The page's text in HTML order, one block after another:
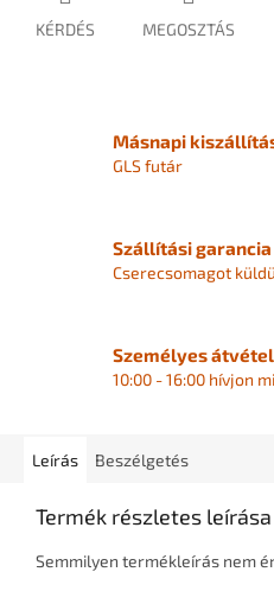
KÉRDÉS MEGOSZTÁS
Másnapi
GLS futár
Szállítási garancia
Cserecsomagot
Személyes
10:00 - 16:00 hívjon
Leírás Beszélgetés
Termék részletes leírása
Semmilyen termékleírás nem